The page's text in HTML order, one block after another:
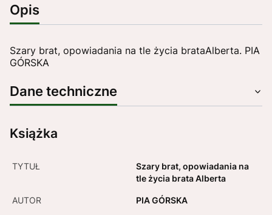
Opis
Szary brat, opowiadania na tle życia brataAlberta. PIA
GÓRSKA
Dane techniczne
Książka
TYTUŁ
Szary brat, opowiadania na
tle życia brata Alberta
AUTOR PIA GÓRSKA